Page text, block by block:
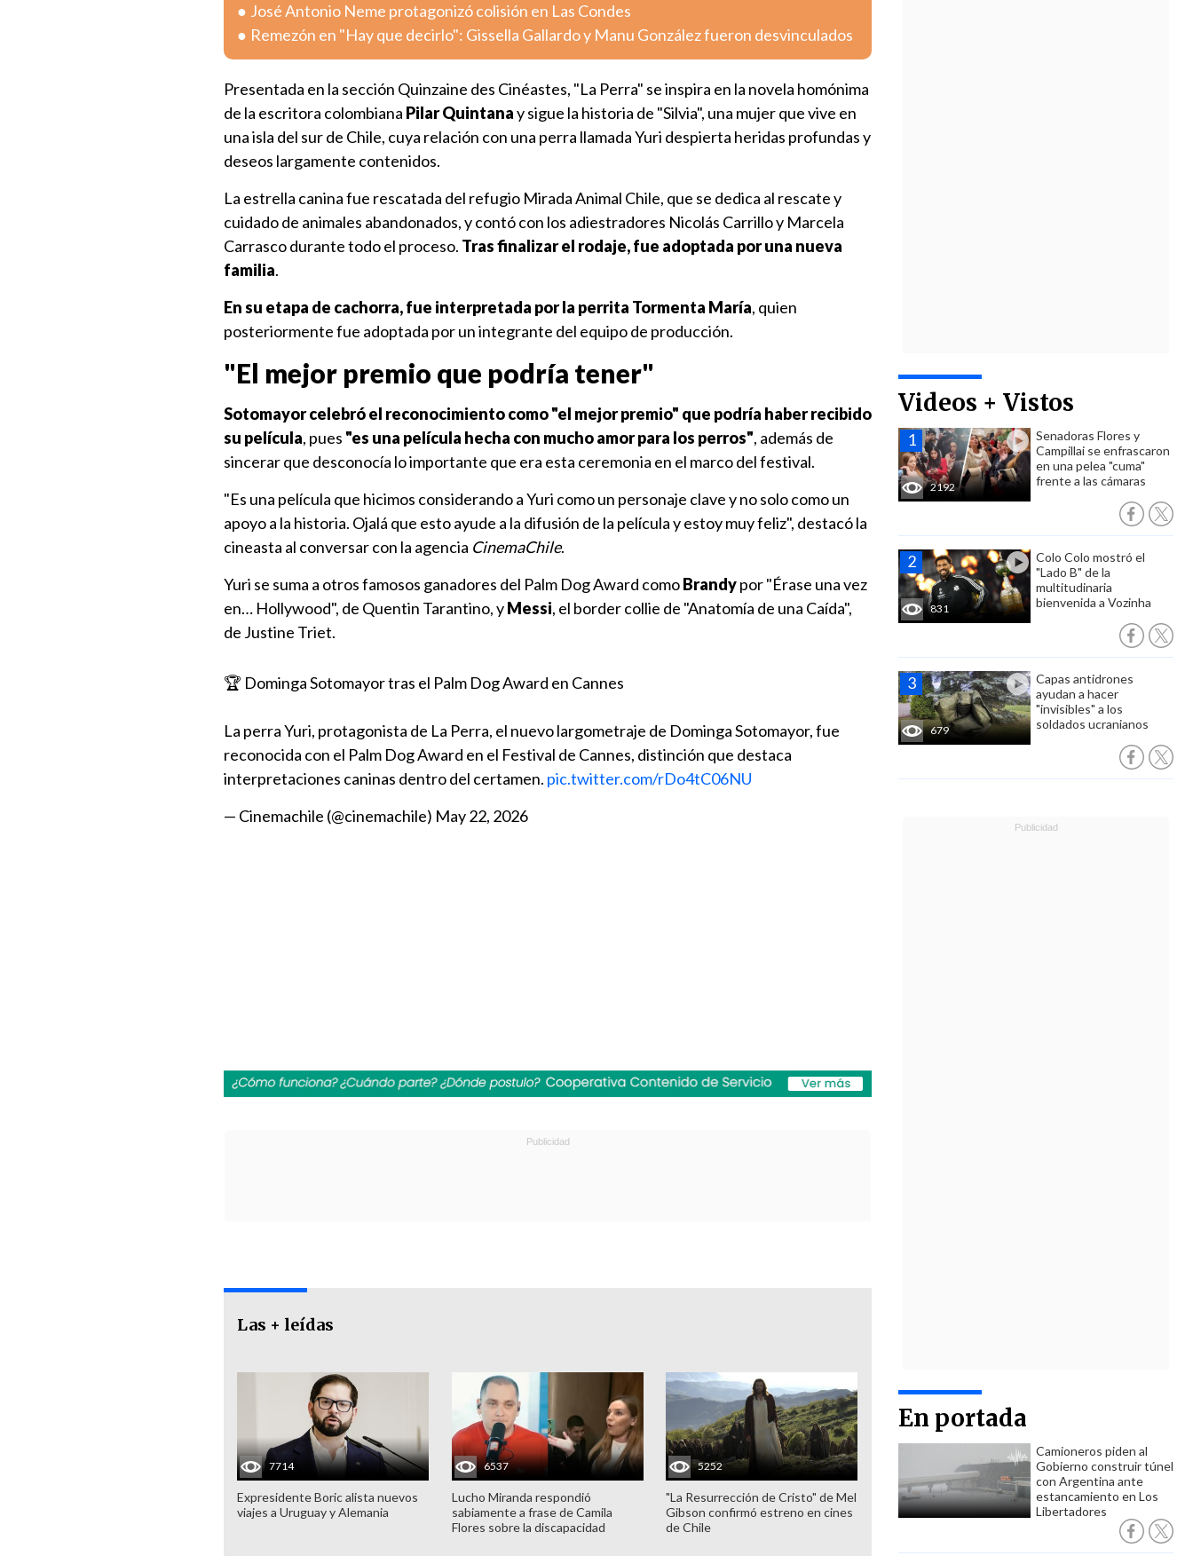
Videos + Vistos
2192
Senadoras Flores y
Campillai se enfrascaron
en una pelea "cuma"
frente a las cámaras
831
Colo Colo mostró el
"Lado B" de la
multitudinaria
bienvenida a Vozinha
679
Capas antidrones
ayudan a hacer
"invisibles" a los
soldados ucranianos
En portada
Camioneros piden al
Gobierno construir túnel
con Argentina ante
estancamiento en Los
Libertadores
José Antonio Neme protagonizó colisión en Las Condes
Remezón en "Hay que decirlo": Gissella Gallardo y Manu González fueron desvinculados
Presentada en la sección Quinzaine des Cinéastes, "La Perra" se inspira en la novela homónima
de la escritora colombiana Pilar Quintanay sigue la historia de "Silvia", una mujer que vive en
una isla del sur de Chile, cuya relación con una perra llamada Yuri despierta heridas profundas y
deseos largamente contenidos.
La estrella canina fue rescatada del refugio Mirada Animal Chile, que se dedica al rescate y
cuidado de animales abandonados, y contó con los adiestradores Nicolás Carrillo y Marcela
Carrasco durante todo el proceso. Tras finalizar el rodaje, fue adoptada por una nueva
familia.
En su etapa de cachorra, fue interpretada por la perrita Tormenta María, quien
posteriormente fue adoptada por un integrante del equipo de producción.
"El mejor premio que podría tener"
Sotomayor celebró el reconocimiento como "el mejor premio" que podría haber recibido
su película, pues "es una película hecha con mucho amor para los perros", además de
sincerar que desconocía lo importante que era esta ceremonia en el marco del festival.
"Es una película que hicimos considerando a Yuri como un personaje clave y no solo como un
apoyo a la historia. Ojalá que esto ayude a la difusión de la película y estoy muy feliz", destacó la
cineasta al conversar con la agencia CinemaChile.
Yuri se suma a otros famosos ganadores del Palm Dog Award comoBrandypor "Érase una vez
en… Hollywood", de Quentin Tarantino, yMessi, el border collie de "Anatomía de una Caída",
de Justine Triet.
🏆 Dominga Sotomayor tras el Palm Dog Award en Cannes
La perra Yuri, protagonista de La Perra, el nuevo largometraje de Dominga Sotomayor, fue
reconocida con el Palm Dog Award en el Festival de Cannes, distinción que destaca
interpretaciones caninas dentro del certamen. pic.twitter.com/rDo4tC06NU
— Cinemachile (@cinemachile) May 22, 2026
Las + leídas
7714
Expresidente Boric alista nuevos
viajes a Uruguay y Alemania
6537
Lucho Miranda respondió
sabiamente a frase de Camila
Flores sobre la discapacidad
5252
"La Resurrección de Cristo" de Mel
Gibson confirmó estreno en cines
de Chile